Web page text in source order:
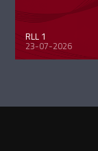
RLL 1
23-07-2026